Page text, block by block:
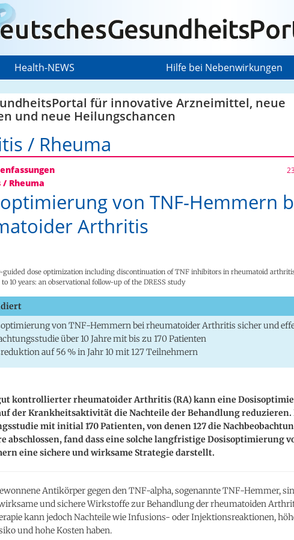
Health-NEWS Hilfe bei Nebenwirkungen
für innovative Arzneimittel, neue
und neue Heilungschancen
/ Rheuma
Rheuma
von TNF-Hemmern
Arthritis
guided dose optimization including discontinuation of TNF inhibitors in rheumatoid
10 years: an observational follow-up of the DRESS study
von TNF-Hemmern bei rheumatoider Arthritis sicher und
über 10 Jahre mit bis zu 170 Patienten
auf 56 % in Jahr 10 mit 127 Teilnehmern
kontrollierter rheumatoider Arthritis (RA) kann eine
der Krankheitsaktivität die Nachteile der Behandlung reduzieren.
mit initial 170 Patienten, von denen 127 die
abschlossen, fand dass eine solche langfristige Dosisoptimierung
eine sichere und wirksame Strategie darstellt.
Antikörper gegen den TNF-alpha, sogenannte TNF-Hemmer,
und sichere Wirkstoffe zur Behandlung der rheumatoiden
kann jedoch Nachteile wie Infusions- oder Injektionsreaktionen,
und hohe Kosten haben.